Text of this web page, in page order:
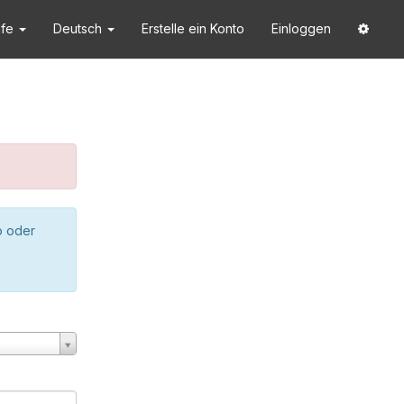
Deutsch Erstelle ein Konto Einloggen
oder